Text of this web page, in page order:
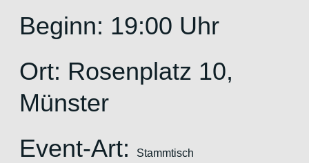
Beginn: 19:00 Uhr
Ort: Rosenplatz 10,
Münster
Event-Art:
Stammtisch